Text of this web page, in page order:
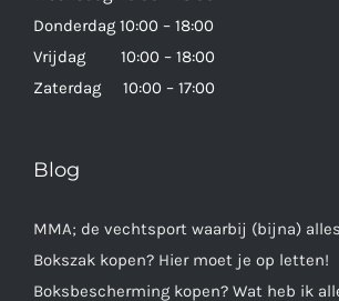
Donderdag 10:00 – 18:00
Vrijdag 10:00 – 18:00
Zaterdag 10:00 – 17:00
Blog
MMA; de vechtsport waarbij (bijna)
Bokszak kopen? Hier moet je op letten!
Boksbescherming kopen? Wat heb ik